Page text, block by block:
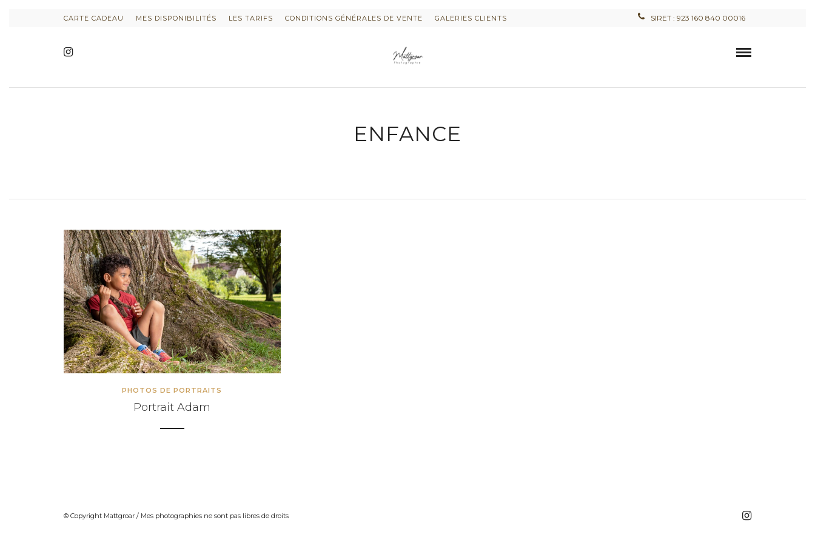
INFORMATIONS SUR LE PROJET « PLURI-ELLES » ESTIME DE SOI
INFORMATIONS SUR LES PHOTOS DE GROSSESSE
INFORMATIONS SUR LES PHOTOS D’ALLAITEMENT
INFORMATIONS SUR LES PHOTOS D’ACCOUCHEMENT
INFORMATIONS SUR LES PHOTOS NOUVEAU NE / ENFANT
INFORMATIONS SUR LES PHOTOS DE FAMILLE
CARTE CADEAU
SIRET : 923 160 840 00016
CARTE CADEAU MES DISPONIBILITÉS LES TARIFS CONDITIONS GÉNÉRALES DE VENTE GALERIES CLIENTS
ENFANCE
PHOTOS DE PORTRAITS
Portrait Adam
© Copyright Mattgroar / Mes photographies ne sont pas libres de droits